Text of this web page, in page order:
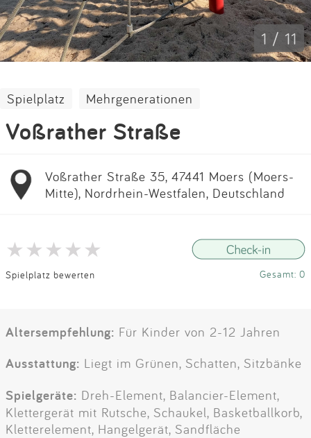
Anmelden 1 / 11
Spielplatz Mehrgenerationen
Voßrather Straße
Voßrather Straße 35, 47441 Moers (Moers-
Mitte), Nordrhein-Westfalen, Deutschland
Spielplatz bewerten Gesamt: 0
Altersempfehlung: Für Kinder von 2-12 Jahren
Ausstattung: Liegt im Grünen, Schatten, Sitzbänke
Spielgeräte: Dreh-Element, Balancier-Element,
Klettergerät mit Rutsche, Schaukel, Basketballkorb,
Kletterelement, Hangelgerät, Sandfläche